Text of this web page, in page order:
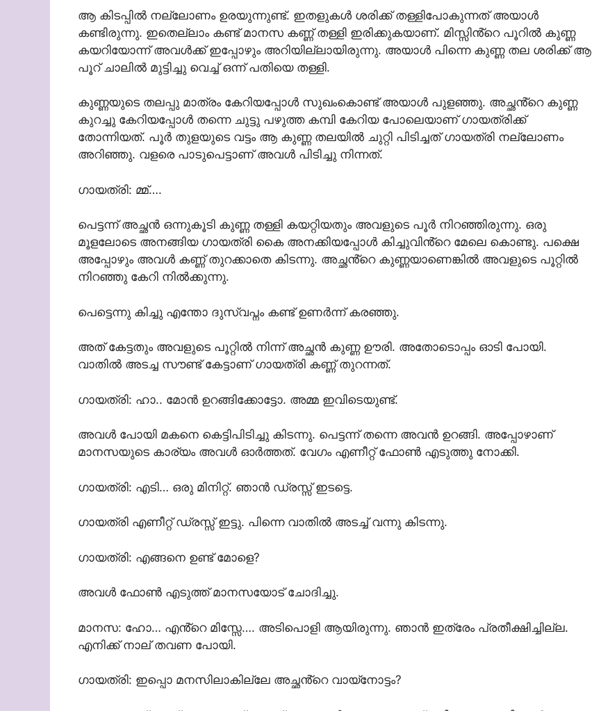
ആ കിടപ്പിൽ നല്ലോണം ഉരയുന്നുണ്ട്. ഇതളുകൾ ശരിക്ക് തള്ളിപോകുന്നത് അയാൾ
കണ്ടിരുന്നു. ഇതെല്ലാം കണ്ട് മാനസ കണ്ണ് തള്ളി ഇരിക്കുകയാണ്. മിസ്സിൻ്റെ പൂറിൽ കുണ്ണ
കയറിയോന്ന് അവൾക്ക് ഇപ്പോഴും അറിയില്ലായിരുന്നു. അയാൾ പിന്നെ കുണ്ണ തല ശരിക്ക് ആ
പൂറ് ചാലിൽ മുട്ടിച്ചു വെച്ച് ഒന്ന് പതിയെ തള്ളി.
കുണ്ണയുടെ തലപ്പു മാത്രം കേറിയപ്പോൾ സുഖംകൊണ്ട് അയാൾ പുളഞ്ഞു. അച്ഛൻ്റെ കുണ്ണ
കുറച്ചു കേറിയപ്പോൾ തന്നെ ചുട്ടു പഴുത്ത കമ്പി കേറിയ പോലെയാണ് ഗായത്രിക്ക്
തോന്നിയത്. പൂർ തുളയുടെ വട്ടം ആ കുണ്ണ തലയിൽ ചുറ്റി പിടിച്ചത് ഗായത്രി നല്ലോണം
അറിഞ്ഞു. വളരെ പാടുപെട്ടാണ് അവൾ പിടിച്ചു നിന്നത്.
ഗായത്രി: മ്മ്….
പെട്ടന്ന് അച്ഛൻ ഒന്നുകൂടി കുണ്ണ തള്ളി കയറ്റിയതും അവളുടെ പൂർ നിറഞ്ഞിരുന്നു. ഒരു
മൂളലോടെ അനങ്ങിയ ഗായത്രി കൈ അനക്കിയപ്പോൾ കിച്ചുവിൻ്റെ മേലെ കൊണ്ടു. പക്ഷെ
അപ്പോഴും അവൾ കണ്ണ് തുറക്കാതെ കിടന്നു. അച്ഛൻ്റെ കുണ്ണയാണെങ്കിൽ അവളുടെ പൂറ്റിൽ
നിറഞ്ഞു കേറി നിൽക്കുന്നു.
പെട്ടെന്നു കിച്ചു എന്തോ ദുസ്വപ്നം കണ്ട് ഉണർന്ന് കരഞ്ഞു.
അത് കേട്ടതും അവളുടെ പൂറ്റിൽ നിന്ന് അച്ഛൻ കുണ്ണ ഊരി. അതോടൊപ്പം ഓടി പോയി.
വാതിൽ അടച്ച സൗണ്ട് കേട്ടാണ് ഗായത്രി കണ്ണ് തുറന്നത്.
ഗായത്രി: ഹാ.. മോൻ ഉറങ്ങിക്കോട്ടോ. അമ്മ ഇവിടെയുണ്ട്.
അവൾ പോയി മകനെ കെട്ടിപിടിച്ചു കിടന്നു. പെട്ടന്ന് തന്നെ അവൻ ഉറങ്ങി. അപ്പോഴാണ്
മാനസയുടെ കാര്യം അവൾ ഓർത്തത്. വേഗം എണീറ്റ് ഫോൺ എടുത്തു നോക്കി.
ഗായത്രി: എടി… ഒരു മിനിറ്റ്. ഞാൻ ഡ്രസ്സ്‌ ഇടട്ടെ.
ഗായത്രി എണീറ്റ് ഡ്രസ്സ്‌ ഇട്ടു. പിന്നെ വാതിൽ അടച്ച് വന്നു കിടന്നു.
ഗായത്രി: എങ്ങനെ ഉണ്ട് മോളെ?
അവൾ ഫോൺ എടുത്ത് മാനസയോട് ചോദിച്ചു.
മാനസ: ഹോ… എൻ്റെ മിസ്സേ…. അടിപൊളി ആയിരുന്നു. ഞാൻ ഇത്രേം പ്രതീക്ഷിച്ചില്ല.
എനിക്ക് നാല് തവണ പോയി.
ഗായത്രി: ഇപ്പൊ മനസിലാകില്ലേ അച്ഛൻ്റെ വായ്നോട്ടം?